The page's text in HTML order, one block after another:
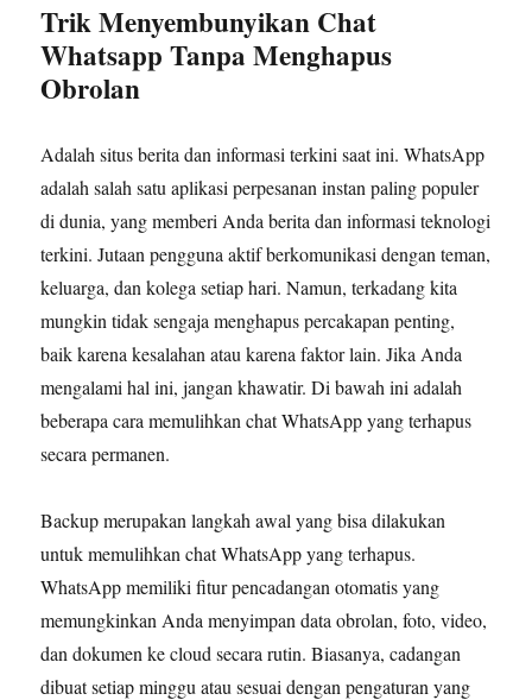
Trik Menyembunyikan Chat
Whatsapp Tanpa Menghapus
Obrolan
Adalah situs berita dan informasi terkini saat ini. WhatsApp
adalah salah satu aplikasi perpesanan instan paling populer
di dunia, yang memberi Anda berita dan informasi teknologi
terkini. Jutaan pengguna aktif berkomunikasi dengan teman,
keluarga, dan kolega setiap hari. Namun, terkadang kita
mungkin tidak sengaja menghapus percakapan penting,
baik karena kesalahan atau karena faktor lain. Jika Anda
mengalami hal ini, jangan khawatir. Di bawah ini adalah
beberapa cara memulihkan chat WhatsApp yang terhapus
secara permanen.
Backup merupakan langkah awal yang bisa dilakukan
untuk memulihkan chat WhatsApp yang terhapus.
WhatsApp memiliki fitur pencadangan otomatis yang
memungkinkan Anda menyimpan data obrolan, foto, video,
dan dokumen ke cloud secara rutin. Biasanya, cadangan
dibuat setiap minggu atau sesuai dengan pengaturan yang